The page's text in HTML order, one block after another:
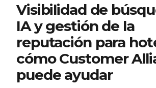
Visibilidad de
IA y gestión de la
reputación para
cómo Customer
puede ayudar